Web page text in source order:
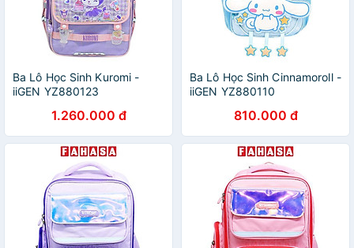
Ba Lô Học Sinh Kuromi -
iiGEN YZ880123
1.260.000 đ
Ba Lô Học Sinh Cinnamoroll -
iiGEN YZ880110
810.000 đ